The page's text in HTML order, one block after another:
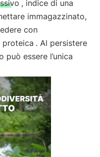
, indice di una
immagazzinato,
con
proteica . Al persistere
può essere l’unica